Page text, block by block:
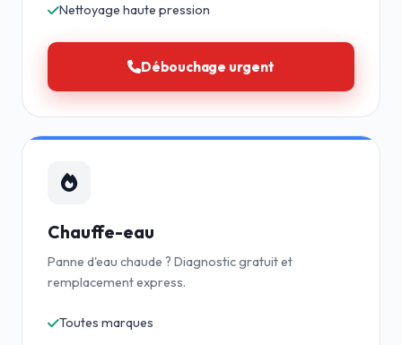
Nettoyage haute pression
Débouchage urgent
Chauffe-eau
Panne d'eau chaude ? Diagnostic gratuit et
remplacement express.
Toutes marques